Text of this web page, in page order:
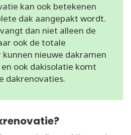
kan ook betekenen
dak aangepakt wordt.
dan niet alleen de
ook de totale
kunnen nieuwe dakramen
ook dakisolatie komt
dakrenovaties.